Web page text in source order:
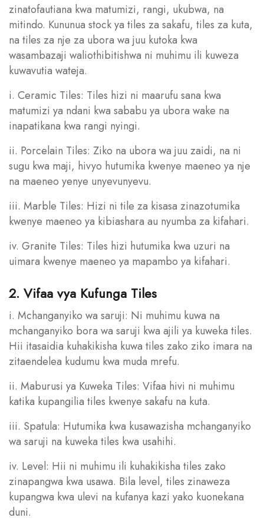
zinatofautiana kwa matumizi, rangi, ukubwa, na
mitindo. Kununua stock ya tiles za sakafu, tiles za kuta,
na tiles za nje za ubora wa juu kutoka kwa
wasambazaji waliothibitishwa ni muhimu ili kuweza
kuwavutia wateja.
i. Ceramic Tiles: Tiles hizi ni maarufu sana kwa
matumizi ya ndani kwa sababu ya ubora wake na
inapatikana kwa rangi nyingi.
ii. Porcelain Tiles: Ziko na ubora wa juu zaidi, na ni
sugu kwa maji, hivyo hutumika kwenye maeneo ya nje
na maeneo yenye unyevunyevu.
iii. Marble Tiles: Hizi ni tile za kisasa zinazotumika
kwenye maeneo ya kibiashara au nyumba za kifahari.
iv. Granite Tiles: Tiles hizi hutumika kwa uzuri na
uimara kwenye maeneo ya mapambo ya kifahari.
2. Vifaa vya Kufunga Tiles
i. Mchanganyiko wa saruji: Ni muhimu kuwa na
mchanganyiko bora wa saruji kwa ajili ya kuweka tiles.
Hii itasaidia kuhakikisha kuwa tiles zako ziko imara na
zitaendelea kudumu kwa muda mrefu.
ii. Maburusi ya Kuweka Tiles: Vifaa hivi ni muhimu
katika kupangilia tiles kwenye sakafu na kuta.
iii. Spatula: Hutumika kwa kusawazisha mchanganyiko
wa saruji na kuweka tiles kwa usahihi.
iv. Level: Hii ni muhimu ili kuhakikisha tiles zako
zinapangwa kwa usawa. Bila level, tiles zinaweza
kupangwa kwa ulevi na kufanya kazi yako kuonekana
duni.